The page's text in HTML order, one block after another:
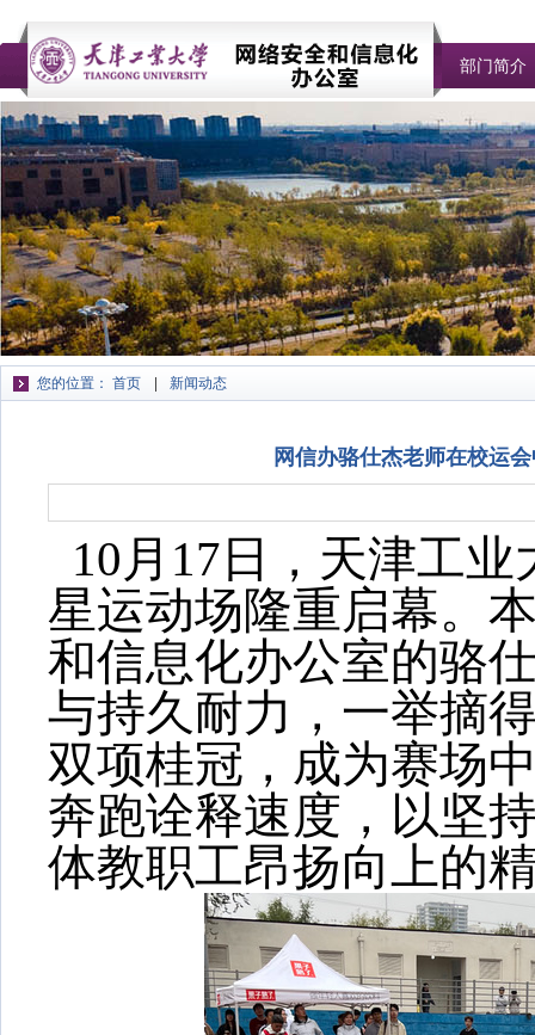
部门简介
您的位置： 首页 新闻动态
网信办骆仕杰老师在校运
10月17日，天津工
星运动场隆重启幕。
和信息化办公室的骆
与持久耐力，一举摘
双项桂冠，成为赛场
奔跑诠释速度，以坚
体教职工昂扬向上的